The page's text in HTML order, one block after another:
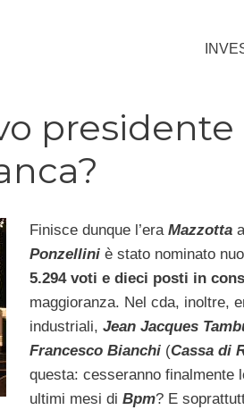
Finisce dunque l’era Mazzotta
Ponzelliniè stato nominato
5.294 voti e dieci posti in
maggioranza. Nel cda, inoltre,
industriali, Jean Jacques
Francesco Bianchi(Cassa di
questa: cesseranno finalmente
ultimi mesi di Bpm? E